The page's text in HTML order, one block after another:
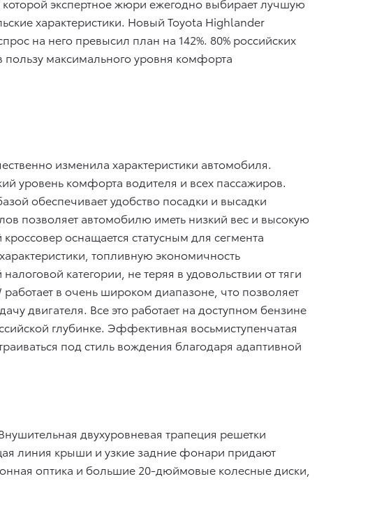
экспертное жюри ежегодно выбирает лучшую
характеристики. Новый Toyota Highlander
на него превысил план на 142%. 80% российских
пользу максимального уровня комфорта
изменила характеристики автомобиля.
уровень комфорта водителя и всех пассажиров.
обеспечивает удобство посадки и высадки
позволяет автомобилю иметь низкий вес и высокую
оснащается статусным для сегмента
топливную экономичность
категории, не теряя в удовольствии от тяги
в очень широком диапазоне, что позволяет
двигателя. Все это работает на доступном бензине
глубинке. Эффективная восьмиступенчатая
под стиль вождения благодаря адаптивной
двухуровневая трапеция решетки
линия крыши и узкие задние фонари придают
оптика и большие 20-дюймовые колесные диски,